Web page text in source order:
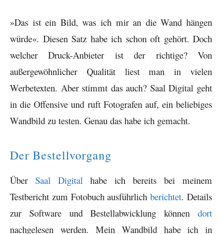
»Das ist ein Bild, was ich mir an die Wand hängen
würde«. Diesen Satz habe ich schon oft gehört. Doch
welcher Druck-Anbieter ist der richtige? Von
außergewöhnlicher Qualität liest man in vielen
Werbetexten. Aber stimmt das auch? Saal Digital geht
in die Offensive und ruft Fotografen auf, ein beliebiges
Wandbild zu testen. Genau das habe ich gemacht.
Der Bestellvorgang
Über Saal Digital habe ich bereits bei meinem
Testbericht zum Fotobuch ausführlichberichtet. Details
zur Software und Bestellabwicklung können dort
nachgelesen werden. Mein Wandbild habe ich in